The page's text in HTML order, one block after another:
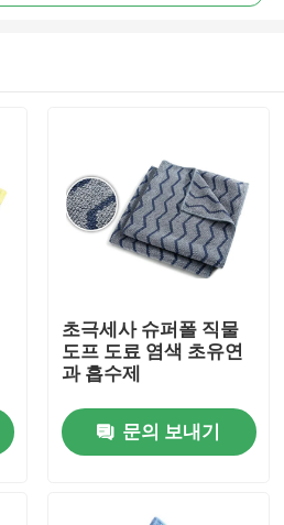
초극세사 슈퍼폴 직물
도프 도료 염색 초유연
과 흡수제
문의 보내기